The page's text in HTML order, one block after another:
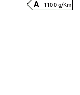
110.0 g/Km